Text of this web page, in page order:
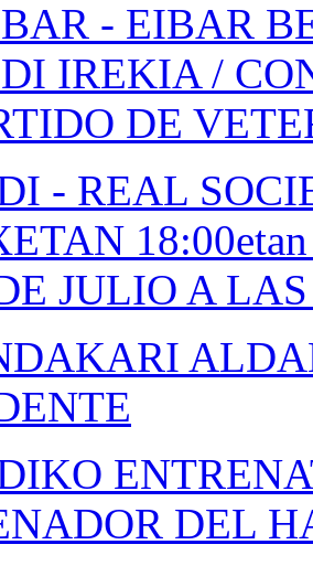
- EIBAR
IREKIA /
DE
- REAL
JULIO A
DEL